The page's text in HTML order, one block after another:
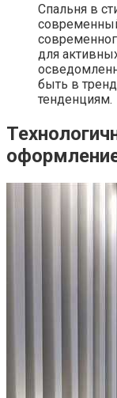
Спальня в
для
быть в
тенденциям.